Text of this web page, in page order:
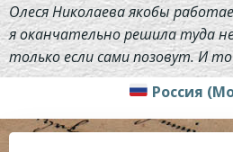
Олеся Николаева якобы
я оканчательно решила туда
только если сами позовут. И
Россия